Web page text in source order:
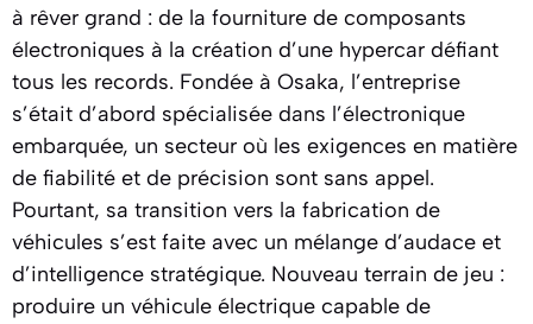
à rêver grand : de la fourniture de composants
électroniques à la création d’une hypercar défiant
tous les records. Fondée à Osaka, l’entreprise
s’était d’abord spécialisée dans l’électronique
embarquée, un secteur où les exigences en matière
de fiabilité et de précision sont sans appel.
Pourtant, sa transition vers la fabrication de
véhicules s’est faite avec un mélange d’audace et
d’intelligence stratégique. Nouveau terrain de jeu :
produire un véhicule électrique capable de